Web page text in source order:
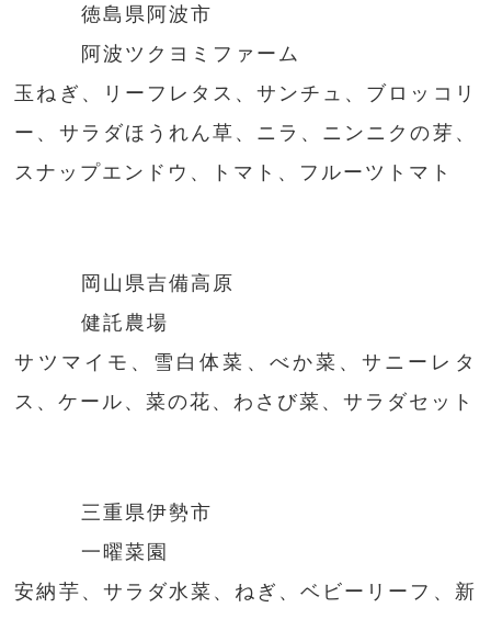
徳島県阿波市
阿波ツクヨミファーム
玉ねぎ、リーフレタス、サンチュ、ブロッコリ
ー、サラダほうれん草、ニラ、ニンニクの芽、
スナップエンドウ、トマト、フルーツトマト
岡山県吉備高原
健託農場
サツマイモ、雪白体菜、べか菜、サニーレタ
ス、ケール、菜の花、わさび菜、サラダセット
三重県伊勢市
一曜菜園
安納芋、サラダ水菜、ねぎ、ベビーリーフ、新